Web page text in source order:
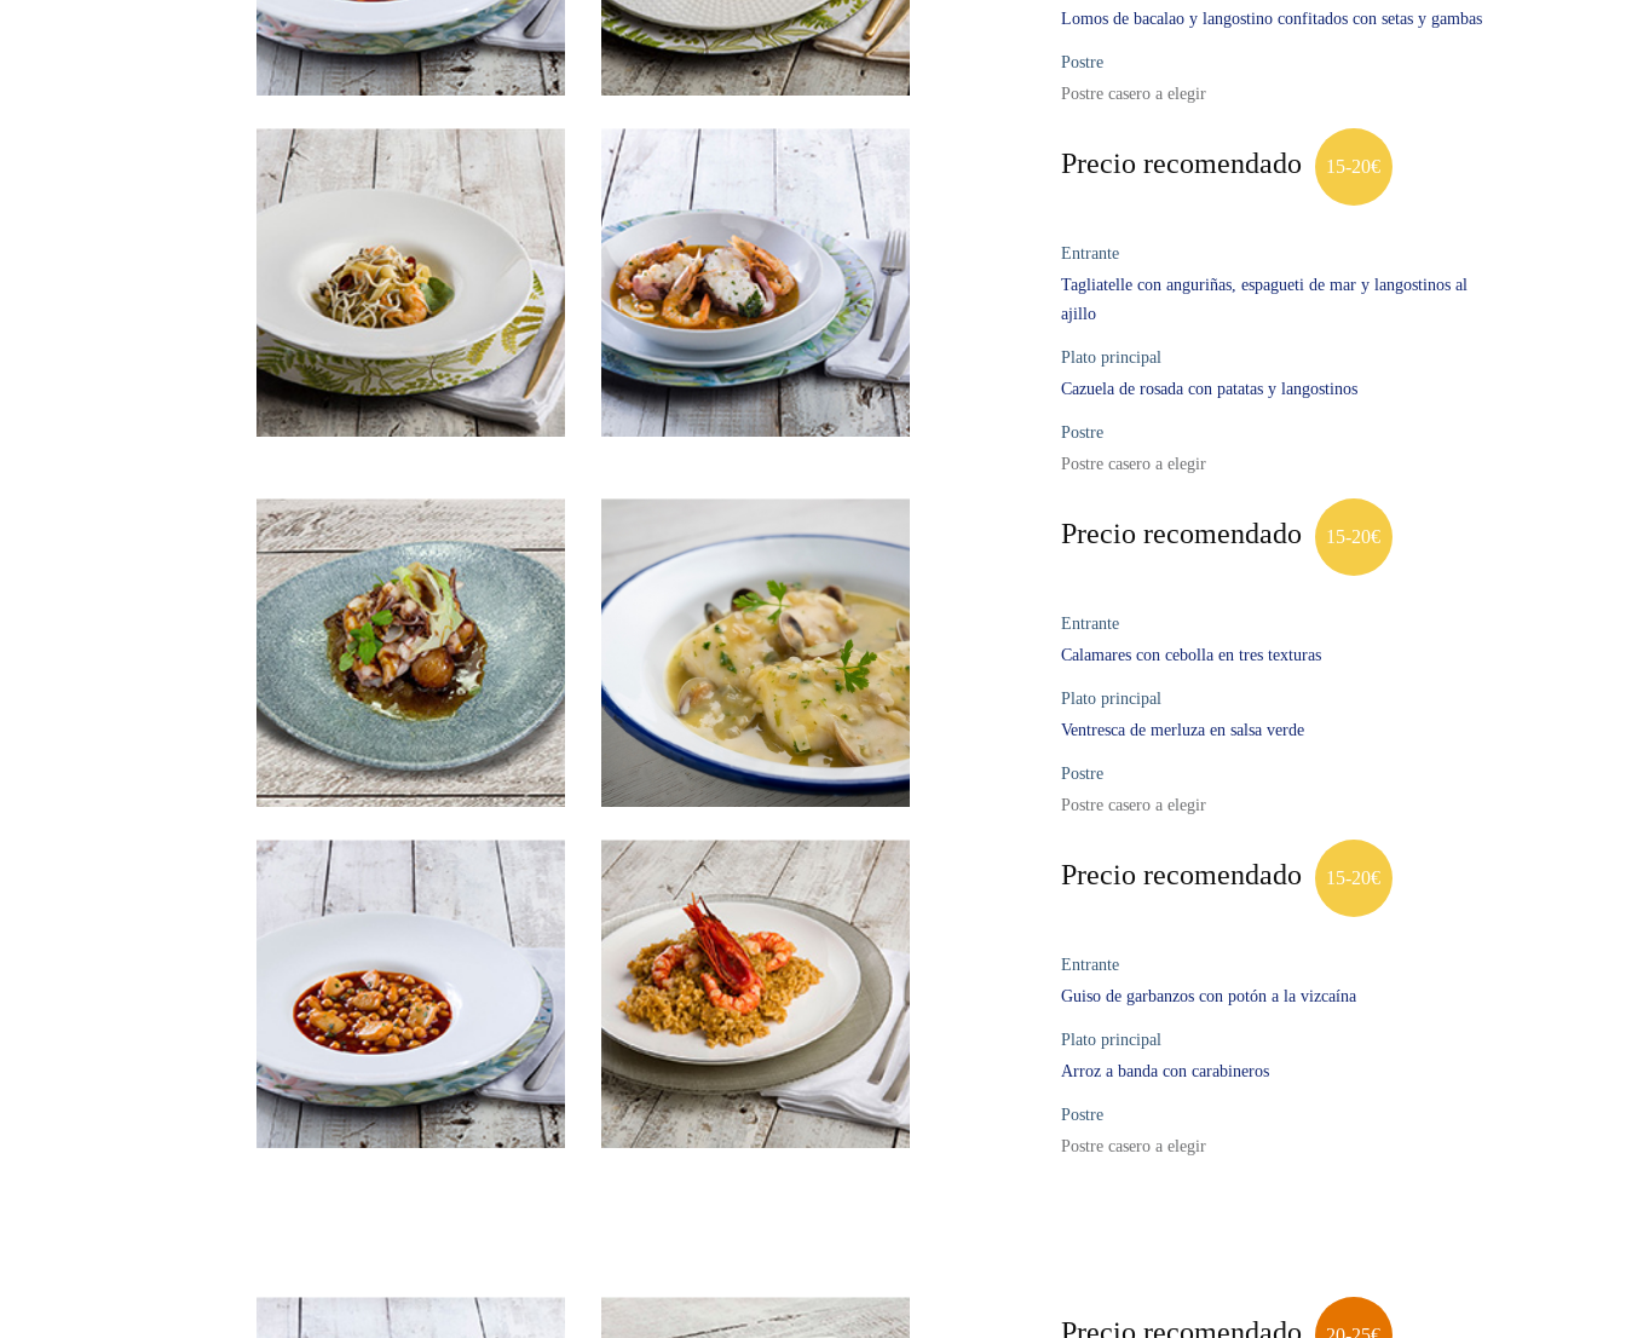
Lomos de bacalao y langostino confitados con setas y gambas
Postre
Postre casero a elegir
Precio recomendado 15-20€
Entrante
Tagliatelle con anguriñas, espagueti de mar y langostinos al
ajillo
Plato principal
Cazuela de rosada con patatas y langostinos
Postre
Postre casero a elegir
Precio recomendado 15-20€
Entrante
Calamares con cebolla en tres texturas
Plato principal
Ventresca de merluza en salsa verde
Postre
Postre casero a elegir
Precio recomendado 15-20€
Entrante
Guiso de garbanzos con potón a la vizcaína
Plato principal
Arroz a banda con carabineros
Postre
Postre casero a elegir